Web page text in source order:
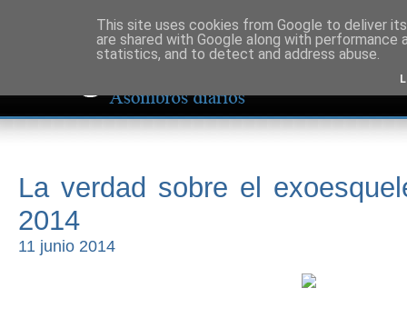
La verdad sobre el
2014
11 junio 2014
This site uses cookies from Google to deliver
are shared with Google along with
statistics, and to detect and address abuse.